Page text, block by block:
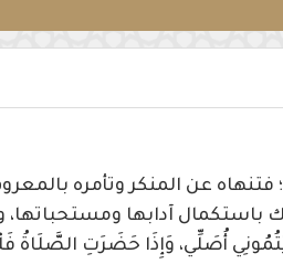
عن المنكر وتأمره
باستكمال آدابها
أُصَلِّي، وَإِذَا حَضَرَتِ الصَّلَاةُ